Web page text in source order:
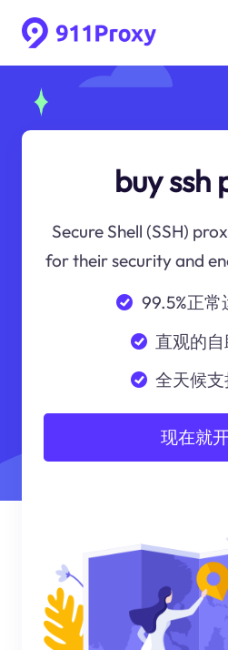
buy ssh
Secure Shell (SSH)
for their security and
99.5%正常
直观的
全天候
现在就